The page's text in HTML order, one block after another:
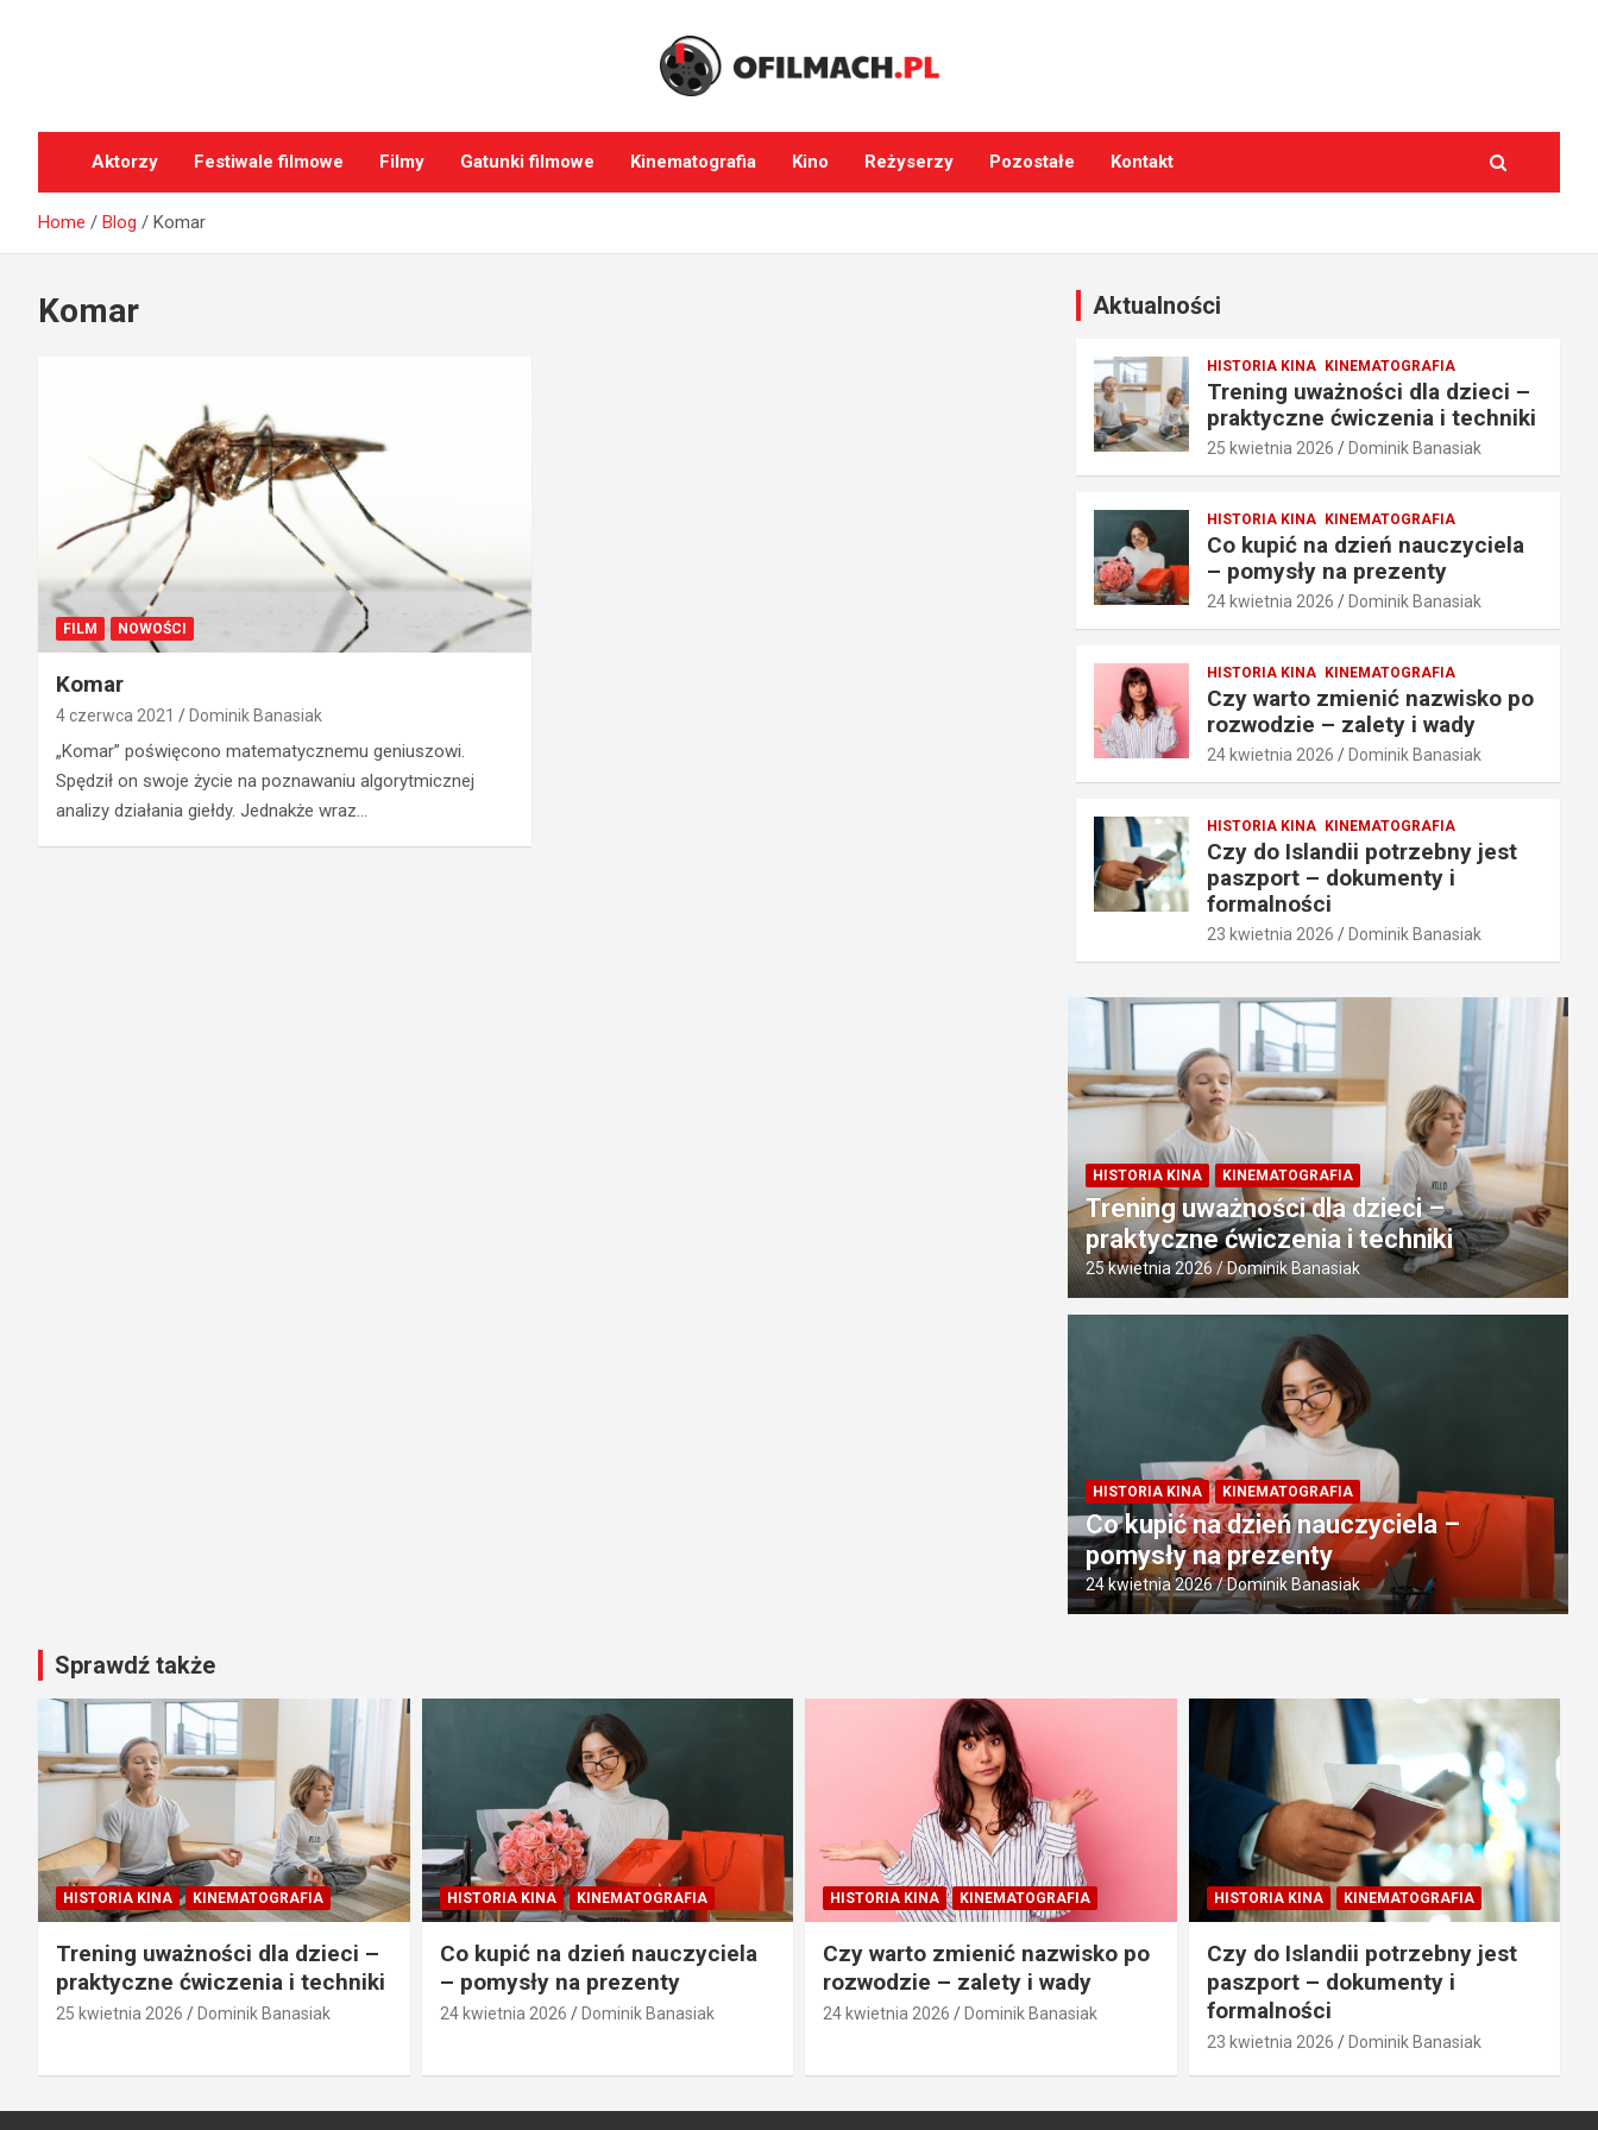
oFilmach.pl
Aktorzy Festiwale filmowe Filmy Gatunki filmowe Kinematografia Kino Reżyserzy Pozostałe Kontakt
Home Blog Komar
Komar
FILM NOWOŚCI
Komar
4 czerwca 2021 Dominik Banasiak
„Komar” poświęcono matematycznemu geniuszowi.
Spędził on swoje życie na poznawaniu algorytmicznej
analizy działania giełdy. Jednakże wraz…
Aktualności
HISTORIA KINA KINEMATOGRAFIA
Trening uważności dla dzieci –
praktyczne ćwiczenia i techniki
25 kwietnia 2026 Dominik Banasiak
HISTORIA KINA KINEMATOGRAFIA
Co kupić na dzień nauczyciela
– pomysły na prezenty
24 kwietnia 2026 Dominik Banasiak
HISTORIA KINA KINEMATOGRAFIA
Czy warto zmienić nazwisko po
rozwodzie – zalety i wady
24 kwietnia 2026 Dominik Banasiak
HISTORIA KINA KINEMATOGRAFIA
Czy do Islandii potrzebny jest
paszport – dokumenty i
formalności
23 kwietnia 2026 Dominik Banasiak
HISTORIA KINA KINEMATOGRAFIA
Trening uważności dla dzieci –
praktyczne ćwiczenia i techniki
25 kwietnia 2026 Dominik Banasiak
HISTORIA KINA KINEMATOGRAFIA
Co kupić na dzień nauczyciela –
pomysły na prezenty
24 kwietnia 2026 Dominik Banasiak
Sprawdź także
HISTORIA KINA KINEMATOGRAFIA
Trening uważności dla dzieci –
praktyczne ćwiczenia i techniki
25 kwietnia 2026 Dominik Banasiak
HISTORIA KINA KINEMATOGRAFIA
Co kupić na dzień nauczyciela
– pomysły na prezenty
24 kwietnia 2026 Dominik Banasiak
HISTORIA KINA KINEMATOGRAFIA
Czy warto zmienić nazwisko po
rozwodzie – zalety i wady
24 kwietnia 2026 Dominik Banasiak
HISTORIA KINA KINEMATOGRAFIA
Czy do Islandii potrzebny jest
paszport – dokumenty i
formalności
23 kwietnia 2026 Dominik Banasiak